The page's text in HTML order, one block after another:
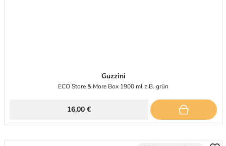
Guzzini
ECO Store & More Box 1900 ml z.B. grün
16,00 €